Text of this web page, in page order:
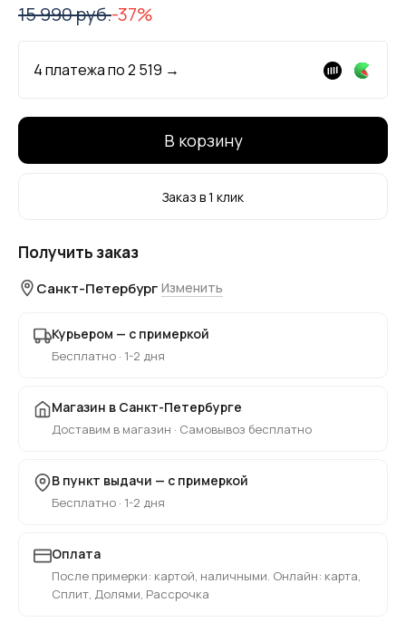
15 990 руб.-37%
4 платежа по2 519 →
В корзину
Заказ в 1 клик
Получить заказ
Санкт-Петербург Изменить
Курьером — с примеркой
Бесплатно · 1-2 дня
Магазин в Санкт-Петербурге
Доставим в магазин · Самовывоз бесплатно
В пункт выдачи — с примеркой
Бесплатно · 1-2 дня
Оплата
После примерки: картой, наличными. Онлайн: карта,
Сплит, Долями, Рассрочка